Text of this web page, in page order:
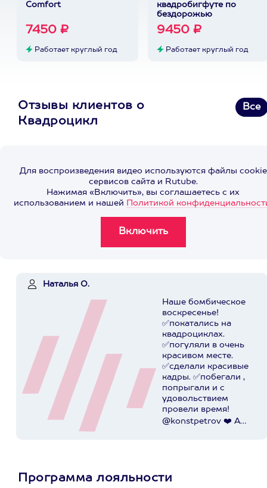
Comfort
7450 ₽
Работает круглый год
квадробигфуте по
бездорожью
9450 ₽
Работает круглый год
Отзывы клиентов о
Квадроцикл
Все
Для воспроизведения видео используются файлы cookie
сервисов сайта и Rutube.
Нажимая «Включить», вы соглашаетесь с их
использованием и нашей Политикой
Наталья О.
Наше бомбическое
воскресенье!
✅покатались на
квадроциклах.
✅погуляли в очень
красивом месте.
✅сделали красивые
кадры. ✅побегали ,
попрыгали и с
удовольствием
провели время!
@konstpetrov ❤️ А
Программа лояльности